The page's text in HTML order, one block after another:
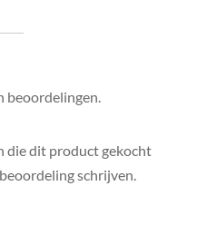
beoordelingen.
die dit product gekocht
schrijven.